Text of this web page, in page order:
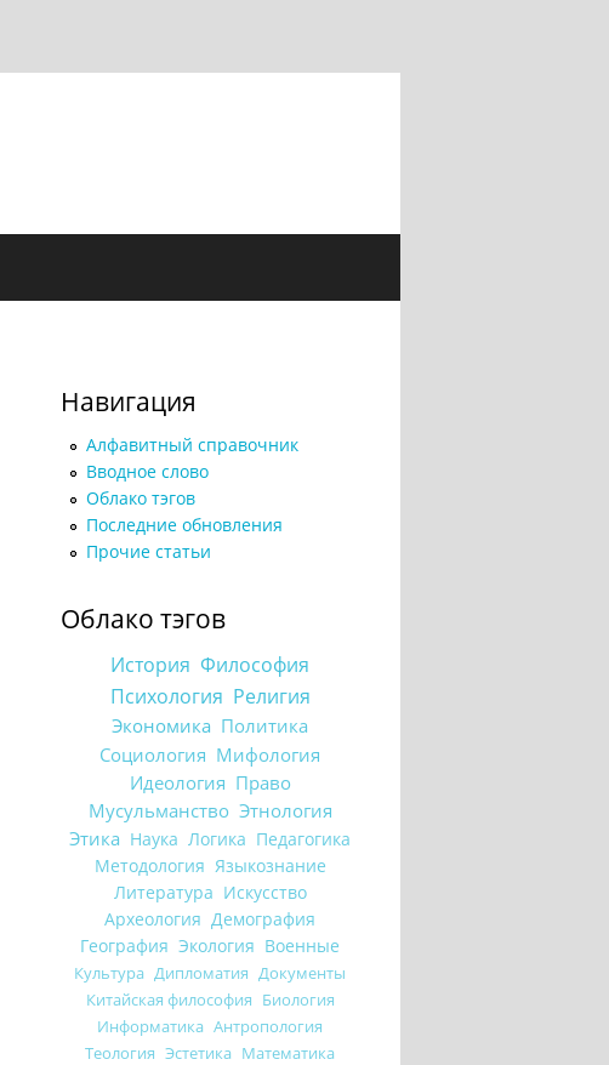
Навигация
Алфавитный справочник
Вводное слово
Облако тэгов
Последние обновления
Прочие статьи
Облако тэгов
История Философия
Психология Религия
Экономика Политика
Социология Мифология
Идеология Право
Мусульманство Этнология
Этика Наука Логика Педагогика
Методология Языкознание
Литература Искусство
Археология Демография
География Экология Военные
Культура Дипломатия Документы
Китайская философия Биология
Информатика Антропология
Теология Эстетика Математика